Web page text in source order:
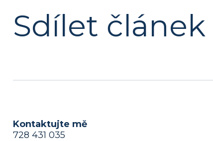
Sdílet článek
Kontaktujte mě
728 431 035